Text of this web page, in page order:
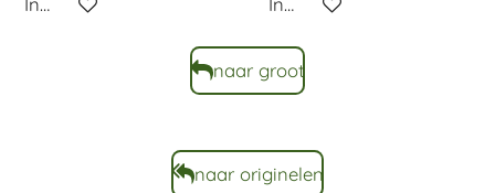
naar groot
naar originelen